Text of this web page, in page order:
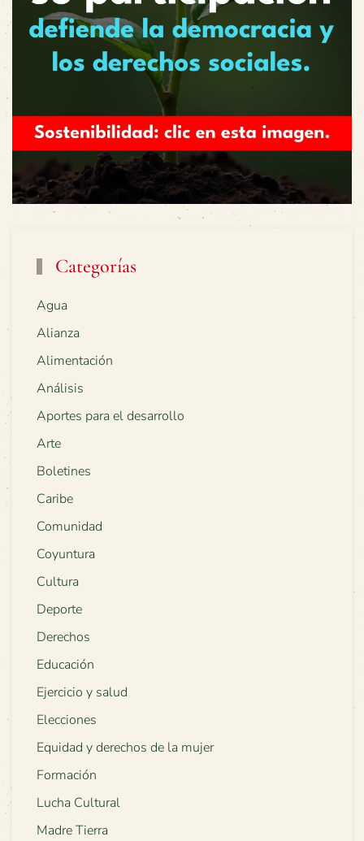
Categorías
Agua
Alianza
Alimentación
Análisis
Aportes para el desarrollo
Arte
Boletines
Caribe
Comunidad
Coyuntura
Cultura
Deporte
Derechos
Educación
Ejercicio y salud
Elecciones
Equidad y derechos de la mujer
Formación
Lucha Cultural
Madre Tierra